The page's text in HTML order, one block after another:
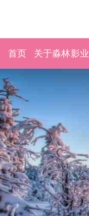
首页 关于淼林影业